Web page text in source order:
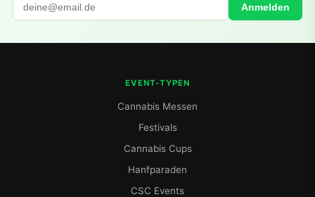
Anmelden
EVENT-TYPEN
Cannabis Messen
Festivals
Cannabis Cups
Hanfparaden
CSC Events